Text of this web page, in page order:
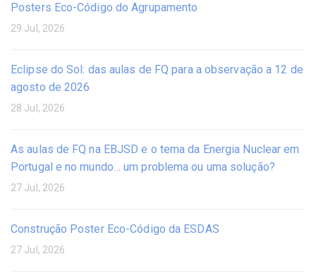
Posters Eco-Código do Agrupamento
29 Jul, 2026
Eclipse do Sol: das aulas de FQ para a observação a 12 de
agosto de 2026
28 Jul, 2026
As aulas de FQ na EBJSD e o tema da Energia Nuclear em
Portugal e no mundo… um problema ou uma solução?
27 Jul, 2026
Construção Poster Eco-Código da ESDAS
27 Jul, 2026